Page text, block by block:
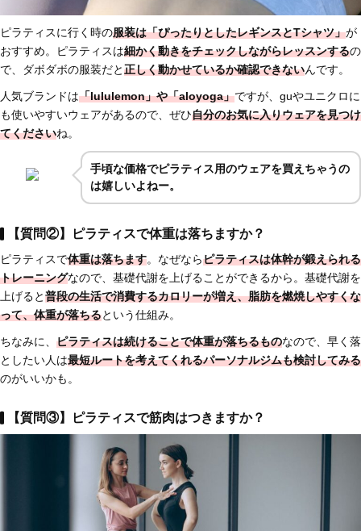
ピラティスに行く時の服装は「ぴったりとしたレギンスとTシャツ」が
おすすめ。ピラティスは細かく動きをチェックしながらレッスンするの
で、ダボダボの服装だと正しく動かせているか確認できないんです。
人気ブランドは「lululemon」や「aloyoga」ですが、guやユニクロに
も使いやすいウェアがあるので、ぜひ自分のお気に入りウェアを見つけ
てくださいね。
手頃な価格でピラティス用のウェアを買えちゃうの
は嬉しいよねー。
【質問②】ピラティスで体重は落ちますか？
ピラティスで体重は落ちます。なぜならピラティスは体幹が鍛えられる
トレーニングなので、基礎代謝を上げることができるから。基礎代謝を
上げると普段の生活で消費するカロリーが増え、脂肪を燃焼しやすくな
って、体重が落ちるという仕組み。
ちなみに、 ピラティスは続けることで体重が落ちるものなので、早く落
としたい人は最短ルートを考えてくれるパーソナルジムも検討してみる
のがいいかも。
【質問③】ピラティスで筋肉はつきますか？